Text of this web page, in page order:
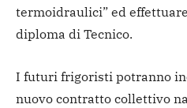
termoidraulici” ed
diploma di Tecnico.
I futuri frigoristi potranno
nuovo contratto collettivo